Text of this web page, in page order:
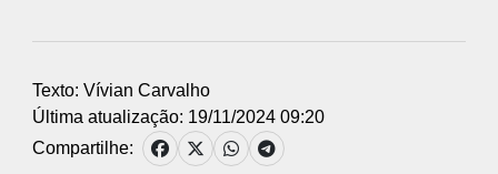
Texto: Vívian Carvalho
Última atualização: 19/11/2024 09:20
Compartilhe: